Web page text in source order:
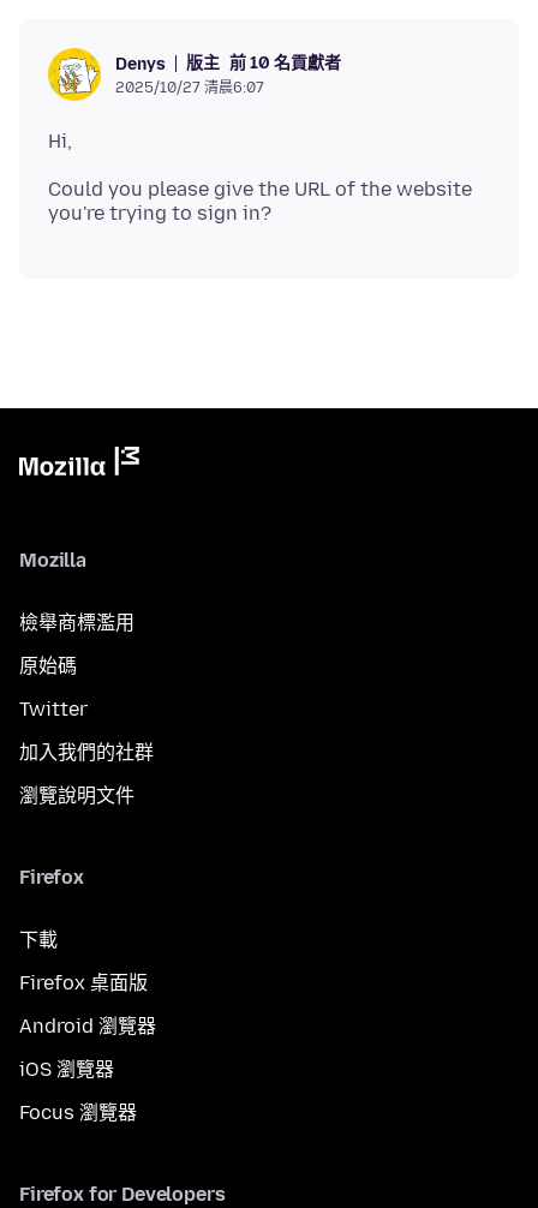
Denys 版主 前 10 名貢獻者
2025/10/27 清晨6:07
Could you please give the URL of the website
Mozilla
檢舉商標濫用
原始碼
Twitter
加入我們的社群
瀏覽說明文件
Firefox
下載
Firefox 桌面版
Android 瀏覽器
iOS 瀏覽器
Focus 瀏覽器
Firefox for Developers